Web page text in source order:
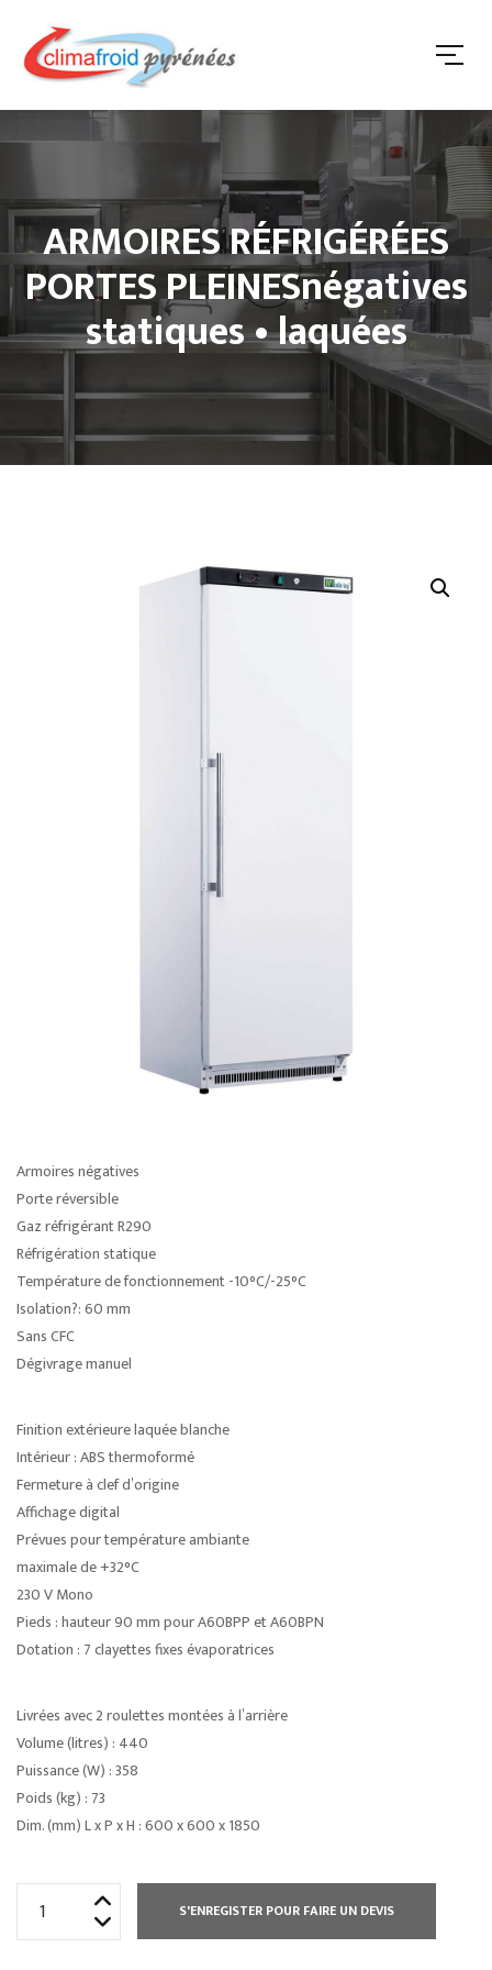
ARMOIRES RÉFRIGÉRÉES
PORTES PLEINESnégatives
statiques • laquées
Armoires négatives
Porte réversible
Gaz réfrigérant R290
Réfrigération statique
Température de fonctionnement -10°C/-25°C
Isolation?: 60 mm
Sans CFC
Dégivrage manuel
Finition extérieure laquée blanche
Intérieur : ABS thermoformé
Fermeture à clef d’origine
Affichage digital
Prévues pour température ambiante
maximale de +32°C
230 V Mono
Pieds : hauteur 90 mm pour A60BPP et A60BPN
Dotation : 7 clayettes fixes évaporatrices
Livrées avec 2 roulettes montées à l’arrière
Volume (litres) : 440
Puissance (W) : 358
Poids (kg) : 73
Dim. (mm) L x P x H : 600 x 600 x 1850
S'ENREGISTER POUR FAIRE UN DEVIS